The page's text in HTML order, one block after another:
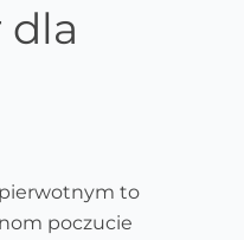
to
poczucie